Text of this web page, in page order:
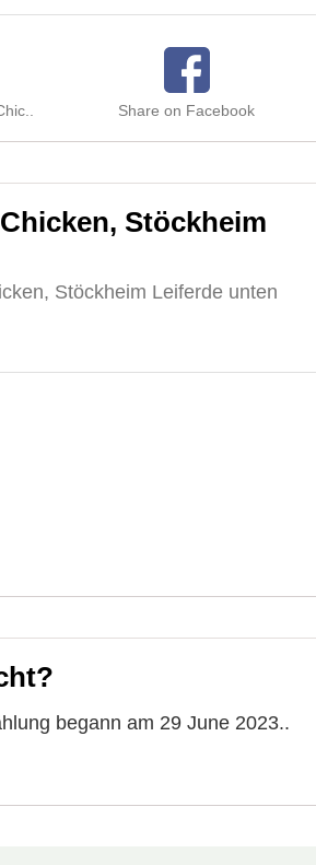
Share on Facebook
Stöckheim
Stöckheim Leiferde unten
begann am 29 June 2023..